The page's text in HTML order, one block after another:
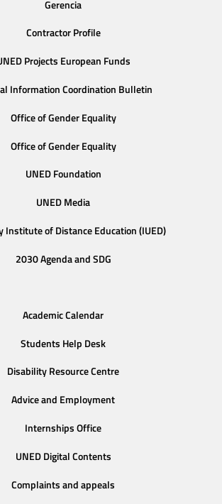
Gerencia
Contractor Profile
Projects European Funds
Information Coordination Bulletin
Office of Gender Equality
Office of Gender Equality
UNED Foundation
UNED Media
Institute of Distance Education (IUED)
2030 Agenda and SDG
Academic Calendar
Students Help Desk
Disability Resource Centre
Advice and Employment
Internships Office
UNED Digital Contents
Complaints and appeals